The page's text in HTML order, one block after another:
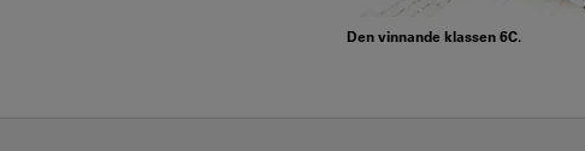
Den vinnande klassen 6C.